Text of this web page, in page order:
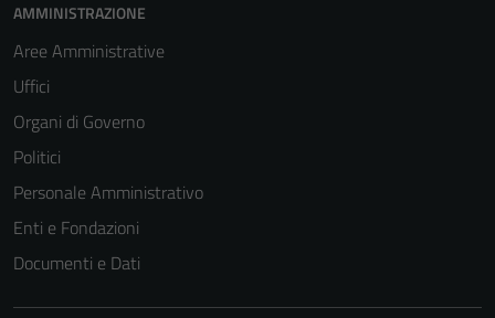
AMMINISTRAZIONE
Aree Amministrative
Uffici
Organi di Governo
Politici
Personale Amministrativo
Enti e Fondazioni
Documenti e Dati